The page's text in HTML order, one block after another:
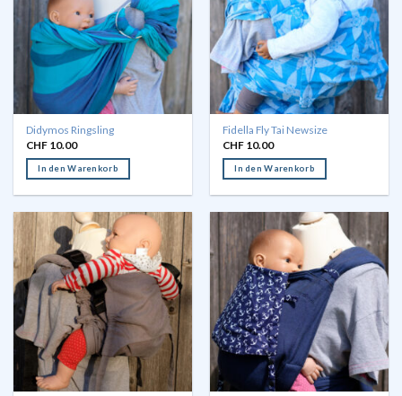
Didymos Ringsling
CHF10.00
In den Warenkorb
Fidella Fly Tai Newsize
CHF10.00
In den Warenkorb